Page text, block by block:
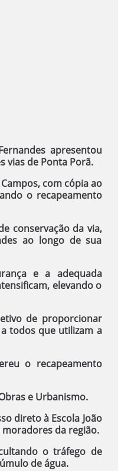
apresentou
vias de Ponta Porã.
com cópia ao
o recapeamento
conservação da via,
ao longo de sua
e a adequada
elevando o
de proporcionar
todos que utilizam a
o recapeamento
e Urbanismo.
direto à Escola João
da região.
o tráfego de
de água.